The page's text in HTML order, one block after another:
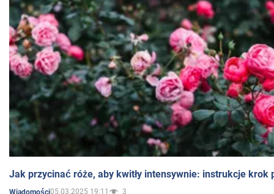
Jak przycinać róże, aby kwitły intensywnie: instrukcje krok
Wiadomości05.03.2025 19:11 3